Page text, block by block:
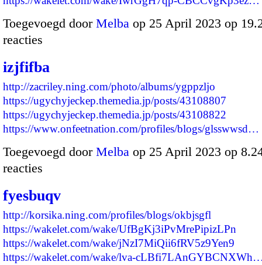
Toegevoegd door Melba op 25 April 2023 op
reacties
izjfifba
http://zacriley.ning.com/photo/albums/ygppzljo
https://ugychyjeckep.themedia.jp/posts/43108807
https://ugychyjeckep.themedia.jp/posts/43108822
https://www.onfeetnation.com/profiles/blogs/glsswwsd…
Toegevoegd door Melba op 25 April 2023 op
reacties
fyesbuqv
http://korsika.ning.com/profiles/blogs/okbjsgfl
https://wakelet.com/wake/UfBgKj3iPvMrePipizLPn
https://wakelet.com/wake/jNzI7MiQii6fRV5z9Yen9
https://wakelet.com/wake/lva-